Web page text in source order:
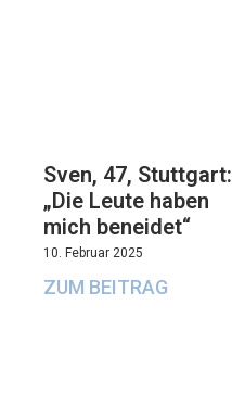
Sven, 47, Stuttgart:
„Die Leute haben
mich beneidet“
10. Februar 2025
ZUM BEITRAG